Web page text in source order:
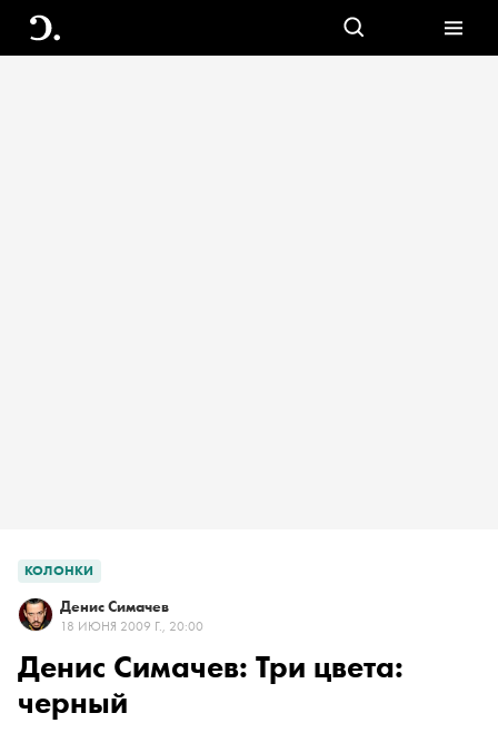
КОЛОНКИ
Денис Симачев
18 ИЮНЯ 2009 Г., 20:00
Денис Симачев: Три цвета:
черный